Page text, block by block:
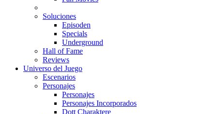
Soluciones
Episoden
Specials
Underground
Hall of Fame
Reviews
Universo del Juego
Escenarios
Personajes
Personajes
Personajes Incorporados
Dott Charaktere